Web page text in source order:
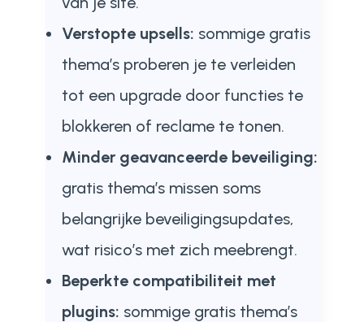
Verstopte upsells: sommige gratis
thema’s proberen je te verleiden
tot een upgrade door functies te
blokkeren of reclame te tonen.
Minder geavanceerde beveiliging:
gratis thema’s missen soms
belangrijke beveiligingsupdates,
wat risico’s met zich meebrengt.
Beperkte compatibiliteit met
plugins: sommige gratis thema’s